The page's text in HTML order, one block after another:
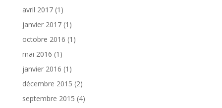
avril 2017(1)
janvier 2017(1)
octobre 2016 (1)
mai 2016 (1)
janvier 2016 (1)
décembre 2015 (2)
septembre 2015 (4)